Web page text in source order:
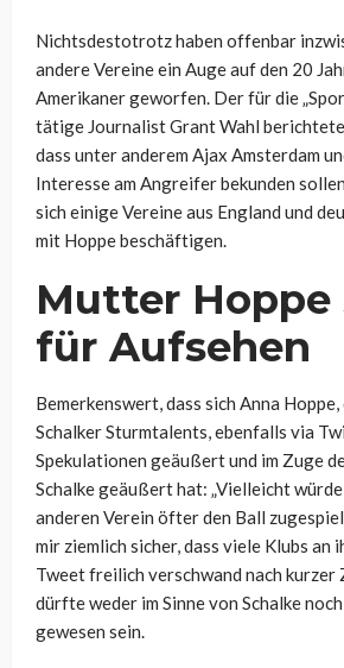
Nichtsdestotrotz haben offenbar
andere Vereine ein Auge auf den 20
Amerikaner geworfen. Der für die
tätige Journalist Grant Wahl
dass unter anderem Ajax Amsterdam
Interesse am Angreifer bekunden
sich einige Vereine aus England und
mit Hoppe beschäftigen.
Mutter
für Aufsehen
Bemerkenswert, dass sich Anna
Schalker Sturmtalents, ebenfalls via
Spekulationen geäußert und im Zuge
Schalke geäußert hat: „Vielleicht
anderen Verein öfter den Ball
mir ziemlich sicher, dass viele Klubs an
Tweet freilich verschwand nach kurzer
dürfte weder im Sinne von Schalke
gewesen sein.